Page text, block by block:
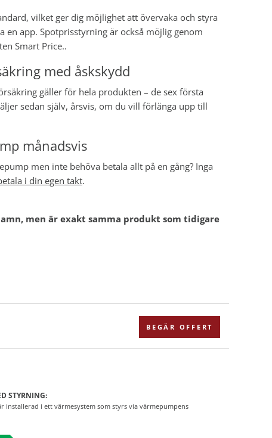
vilket ger dig möjlighet att övervaka och styra
en app. Spotprisstyrning är också möjlig genom
Smart Price..
med åskskydd
gäller för hela produkten – de sex första
sedan själv, årsvis, om du vill förlänga upp till
månadsvis
men inte behöva betala allt på en gång? Inga
i din egen takt.
men är exakt samma produkt som tidigare
BEGÄR OFFERT
STYRNING:
installerad i ett värmesystem som styrs via värmepumpens